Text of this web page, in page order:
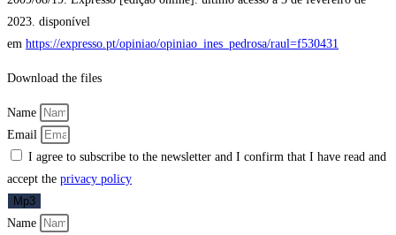
2023. disponível
em https://expresso.pt/opiniao/opiniao_ines_pedrosa/raul=f530431
Download the files
Name
Email
I agree to subscribe to the newsletter and I confirm that I have read and
accept the privacy policy
Mp3
Name